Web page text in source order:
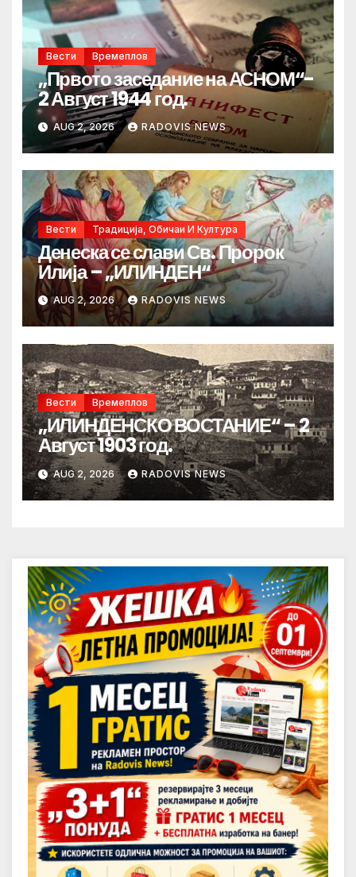
Вести Времеплов
„Првото заседание на АСНОМ“-
2 Август 1944 год.
AUG 2, 2026 RADOVIS NEWS
Вести Традиција, Обичаи И Култура
Денеска се слави Св. Пророк
Илија – „ИЛИНДЕН“
AUG 2, 2026 RADOVIS NEWS
Вести Времеплов
„ИЛИНДЕНСКО ВОСТАНИЕ“ – 2
Август 1903 год.
AUG 2, 2026 RADOVIS NEWS